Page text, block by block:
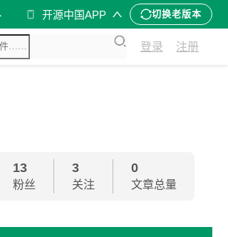
开源中国APP 切换老版本
登录 注册
13
粉丝
3
关注
0
文章总量